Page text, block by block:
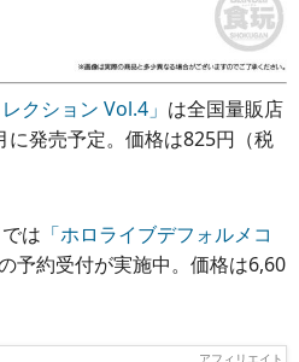
クション Vol.4」 は全国量販店
発売予定。価格は825円（税
は 「ホロライブデフォルメコ
予約受付が実施中。価格は6,60